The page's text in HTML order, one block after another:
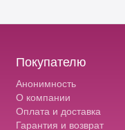
Покупателю
Анонимность
О компании
Оплата и доставка
Гарантия и возврат